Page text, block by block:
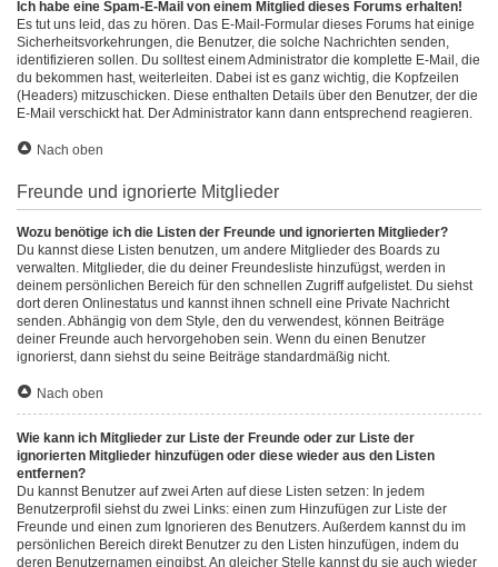
Ich habe eine Spam-E-Mail von einem Mitglied dieses Forums erhalten!
Es tut uns leid, das zu hören. Das E-Mail-Formular dieses Forums hat einige
Sicherheitsvorkehrungen, die Benutzer, die solche Nachrichten senden,
identifizieren sollen. Du solltest einem Administrator die komplette E-Mail, die
du bekommen hast, weiterleiten. Dabei ist es ganz wichtig, die Kopfzeilen
(Headers) mitzuschicken. Diese enthalten Details über den Benutzer, der die
E-Mail verschickt hat. Der Administrator kann dann entsprechend reagieren.
Nach oben
Freunde und ignorierte Mitglieder
Wozu benötige ich die Listen der Freunde und ignorierten Mitglieder?
Du kannst diese Listen benutzen, um andere Mitglieder des Boards zu
verwalten. Mitglieder, die du deiner Freundesliste hinzufügst, werden in
deinem persönlichen Bereich für den schnellen Zugriff aufgelistet. Du siehst
dort deren Onlinestatus und kannst ihnen schnell eine Private Nachricht
senden. Abhängig von dem Style, den du verwendest, können Beiträge
deiner Freunde auch hervorgehoben sein. Wenn du einen Benutzer
ignorierst, dann siehst du seine Beiträge standardmäßig nicht.
Nach oben
Wie kann ich Mitglieder zur Liste der Freunde oder zur Liste der
ignorierten Mitglieder hinzufügen oder diese wieder aus den Listen
entfernen?
Du kannst Benutzer auf zwei Arten auf diese Listen setzen: In jedem
Benutzerprofil siehst du zwei Links: einen zum Hinzufügen zur Liste der
Freunde und einen zum Ignorieren des Benutzers. Außerdem kannst du im
persönlichen Bereich direkt Benutzer zu den Listen hinzufügen, indem du
deren Benutzernamen eingibst. An gleicher Stelle kannst du sie auch wieder